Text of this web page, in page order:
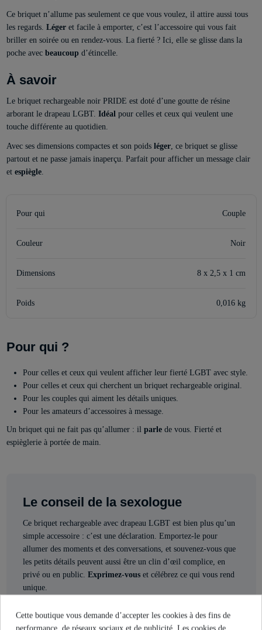
Ce briquet n’allume pas seulement ce que vous voulez, il attire aussi tous
les regards. Légeret facile à emporter, c’est l’accessoire qui vous fait
briller en soirée ou en rendez-vous. La fierté ? Ici, elle se glisse dans la
poche avec beaucoupd’étincelle.
À savoir
Le briquet rechargeable noir PRIDE est doté d’une goutte de résine
arborant le drapeau LGBT. Idéal pour celles et ceux qui veulent une
touche différente au quotidien.
Avec ses dimensions compactes et son poids léger, ce briquet se glisse
partout et ne passe jamais inaperçu. Parfait pour afficher un message clair
et espiègle.
Pour qui Couple
Couleur Noir
Dimensions 8 x 2,5 x 1 cm
Poids 0,016 kg
Pour qui ?
Pour celles et ceux qui veulent afficher leur fierté LGBT avec style.
Pour celles et ceux qui cherchent un briquet rechargeable original.
Pour les couples qui aiment les détails uniques.
Pour les amateurs d’accessoires à message.
Un briquet qui ne fait pas qu’allumer : il parlede vous. Fierté et
espièglerie à portée de main.
Le conseil de la sexologue
Ce briquet rechargeable avec drapeau LGBT est bien plus qu’un
simple accessoire : c’est une déclaration. Emportez-le pour
allumer des moments et des conversations, et souvenez-vous que
les petits détails peuvent aussi être un clin d’œil complice, en
privé ou en public. Exprimez-vouset célébrez ce qui vous rend
unique.
Mónica Branni
Cette boutique vous demande d’accepter les cookies à des fins de